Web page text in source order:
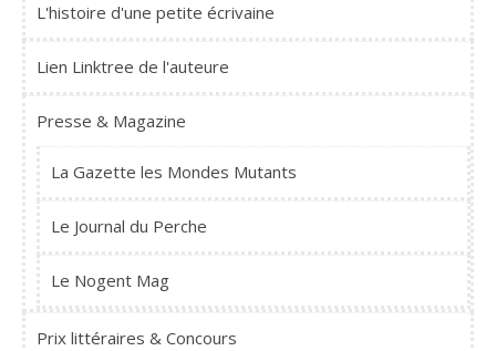
L'histoire d'une petite écrivaine
Lien Linktree de l'auteure
Presse & Magazine
La Gazette les Mondes Mutants
Le Journal du Perche
Le Nogent Mag
Prix littéraires & Concours